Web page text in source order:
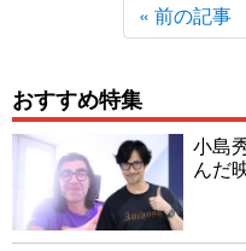
« 前の記事
おすすめ特集
小島
んだ